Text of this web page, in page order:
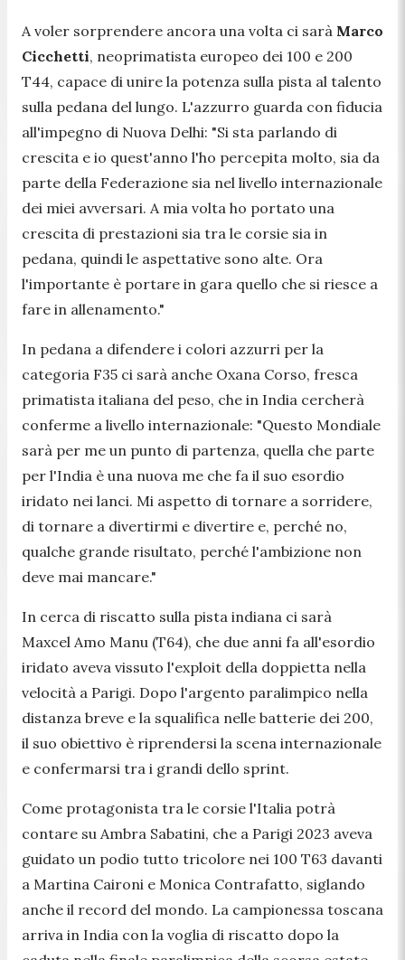
A voler sorprendere ancora una volta ci sarà Marco
Cicchetti, neoprimatista europeo dei 100 e 200
T44, capace di unire la potenza sulla pista al talento
sulla pedana del lungo. L'azzurro guarda con fiducia
all'impegno di Nuova Delhi: "Si sta parlando di
crescita e io quest'anno l'ho percepita molto, sia da
parte della Federazione sia nel livello internazionale
dei miei avversari. A mia volta ho portato una
crescita di prestazioni sia tra le corsie sia in
pedana, quindi le aspettative sono alte. Ora
l'importante è portare in gara quello che si riesce a
fare in allenamento."
In pedana a difendere i colori azzurri per la
categoria F35 ci sarà anche Oxana Corso, fresca
primatista italiana del peso, che in India cercherà
conferme a livello internazionale: "Questo Mondiale
sarà per me un punto di partenza, quella che parte
per l'India è una nuova me che fa il suo esordio
iridato nei lanci. Mi aspetto di tornare a sorridere,
di tornare a divertirmi e divertire e, perché no,
qualche grande risultato, perché l'ambizione non
deve mai mancare."
In cerca di riscatto sulla pista indiana ci sarà
Maxcel Amo Manu (T64), che due anni fa all'esordio
iridato aveva vissuto l'exploit della doppietta nella
velocità a Parigi. Dopo l'argento paralimpico nella
distanza breve e la squalifica nelle batterie dei 200,
il suo obiettivo è riprendersi la scena internazionale
e confermarsi tra i grandi dello sprint.
Come protagonista tra le corsie l'Italia potrà
contare su Ambra Sabatini, che a Parigi 2023 aveva
guidato un podio tutto tricolore nei 100 T63 davanti
a Martina Caironi e Monica Contrafatto, siglando
anche il record del mondo. La campionessa toscana
arriva in India con la voglia di riscatto dopo la